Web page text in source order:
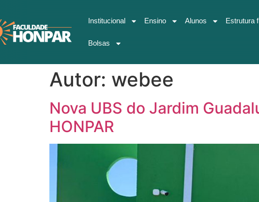
Institucional Ensino Alunos Estrutura
Bolsas
Autor: webee
Nova UBS do Jardim
HONPAR